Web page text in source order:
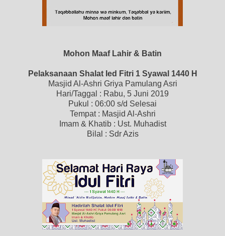
Mohon Maaf Lahir & Batin
Pelaksanaan Shalat Ied Fitri 1 Syawal 1440 H
Masjid Al-Ashri Griya Pamulang Asri
Hari/Taggal : Rabu, 5 Juni 2019
Pukul : 06:00 s/d Selesai
Tempat : Masjid Al-Ashri
Imam & Khatib : Ust. Muhadist
Bilal : Sdr Azis